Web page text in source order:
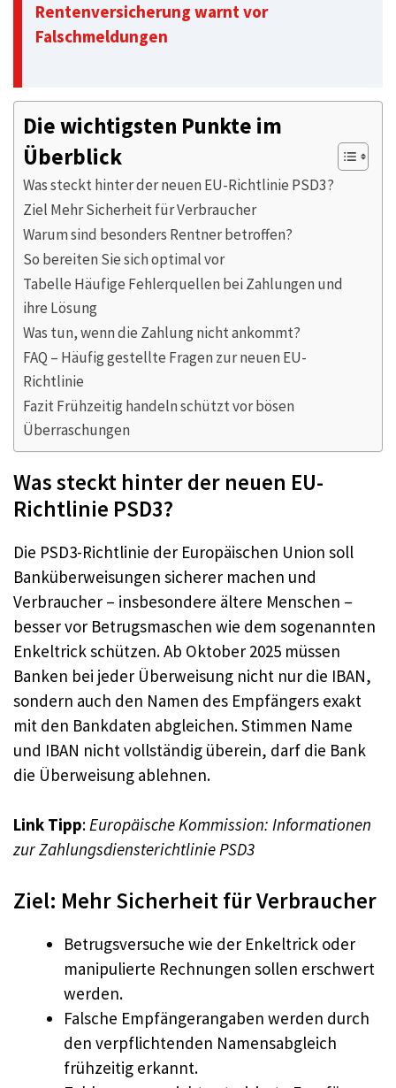
Rentenversicherung warnt vor
Falschmeldungen
Die wichtigsten Punkte im
Überblick
Was steckt hinter der neuen EU-Richtlinie PSD3?
Ziel Mehr Sicherheit für Verbraucher
Warum sind besonders Rentner betroffen?
So bereiten Sie sich optimal vor
Tabelle Häufige Fehlerquellen bei Zahlungen und
ihre Lösung
Was tun, wenn die Zahlung nicht ankommt?
FAQ – Häufig gestellte Fragen zur neuen EU-
Richtlinie
Fazit Frühzeitig handeln schützt vor bösen
Überraschungen
Was steckt hinter der neuen EU-
Richtlinie PSD3?
Die PSD3-Richtlinie der Europäischen Union soll
Banküberweisungen sicherer machen und
Verbraucher – insbesondere ältere Menschen –
besser vor Betrugsmaschen wie dem sogenannten
Enkeltrick schützen. Ab Oktober 2025 müssen
Banken bei jeder Überweisung nicht nur die IBAN,
sondern auch den Namen des Empfängers exakt
mit den Bankdaten abgleichen. Stimmen Name
und IBAN nicht vollständig überein, darf die Bank
die Überweisung ablehnen.
Link Tipp:Europäische Kommission: Informationen
zur Zahlungsdiensterichtlinie PSD3
Ziel: Mehr Sicherheit für Verbraucher
Betrugsversuche wie der Enkeltrick oder
manipulierte Rechnungen sollen erschwert
werden.
Falsche Empfängerangaben werden durch
den verpflichtenden Namensabgleich
frühzeitig erkannt.